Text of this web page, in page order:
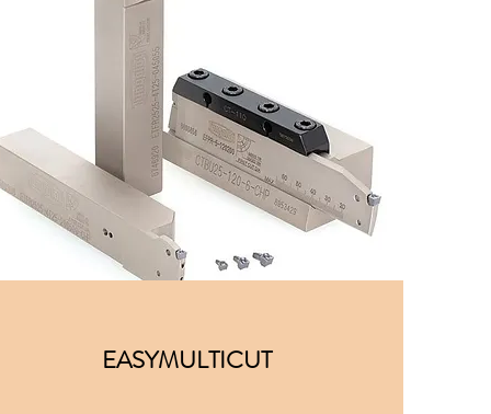
EASYMULTICUT